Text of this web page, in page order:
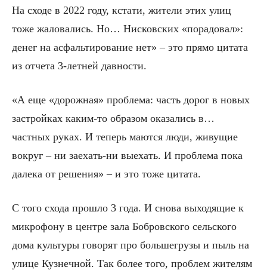
На сходе в 2022 году, кстати, жители этих улиц
тоже жаловались. Но… Нисковских «порадовал»:
денег на асфальтирование нет» – это прямо цитата
из отчета 3-летней давности.
«А еще «дорожная» проблема: часть дорог в новых
застройках каким-то образом оказались в…
частных руках. И теперь маются люди, живущие
вокруг – ни заехать-ни выехать. И проблема пока
далека от решения» – и это тоже цитата.
С того схода прошло 3 года. И снова выходящие к
микрофону в центре зала Бобровского сельского
дома культуры говорят про большегрузы и пыль на
улице Кузнечной. Так более того, проблем жителям